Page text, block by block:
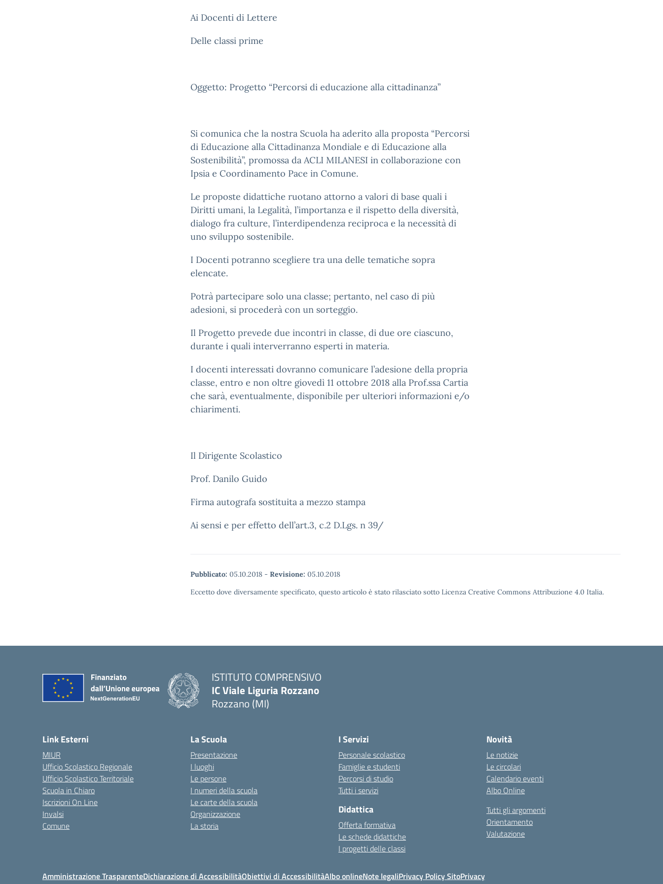
Ai Docenti di Lettere
Delle classi prime
Oggetto: Progetto “Percorsi di educazione alla cittadinanza”
Si comunica che la nostra Scuola ha aderito alla proposta “Percorsi
di Educazione alla Cittadinanza Mondiale e di Educazione alla
Sostenibilità”, promossa da ACLI MILANESI in collaborazione con
Ipsia e Coordinamento Pace in Comune.
Le proposte didattiche ruotano attorno a valori di base quali i
Diritti umani, la Legalità, l’importanza e il rispetto della diversità,
dialogo fra culture, l’interdipendenza reciproca e la necessità di
uno sviluppo sostenibile.
I Docenti potranno scegliere tra una delle tematiche sopra
elencate.
Potrà partecipare solo una classe; pertanto, nel caso di più
adesioni, si procederà con un sorteggio.
Il Progetto prevede due incontri in classe, di due ore ciascuno,
durante i quali interverranno esperti in materia.
I docenti interessati dovranno comunicare l’adesione della propria
classe, entro e non oltre giovedì 11 ottobre 2018 alla Prof.ssa Cartia
che sarà, eventualmente, disponibile per ulteriori informazioni e/o
chiarimenti.
Il Dirigente Scolastico
Prof. Danilo Guido
Firma autografa sostituita a mezzo stampa
Ai sensi e per effetto dell’art.3, c.2 D.Lgs. n 39/
Pubblicato: 05.10.2018 - Revisione: 05.10.2018
Eccetto dove diversamente specificato, questo articolo è stato rilasciato sotto Licenza Creative Commons Attribuzione 4.0 Italia.
ISTITUTO COMPRENSIVO
IC Viale Liguria Rozzano
Rozzano (MI)
Link Esterni
MIUR
Ufficio Scolastico Regionale
Ufficio Scolastico Territoriale
Scuola in Chiaro
Iscrizioni On Line
Invalsi
Comune
La Scuola
Presentazione
I luoghi
Le persone
I numeri della scuola
Le carte della scuola
Organizzazione
La storia
I Servizi
Personale scolastico
Famiglie e studenti
Percorsi di studio
Tutti i servizi
Didattica
Offerta formativa
Le schede didattiche
I progetti delle classi
Novità
Le notizie
Le circolari
Calendario eventi
Albo Online
Tutti gli argomenti
Orientamento
Valutazione
Amministrazione TrasparenteDichiarazione di AccessibilitàObiettivi di AccessibilitàAlbo onlineNote legaliPrivacy Policy SitoPrivacy